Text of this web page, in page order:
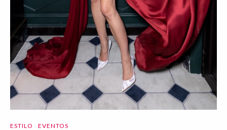
ESTILO EVENTOS